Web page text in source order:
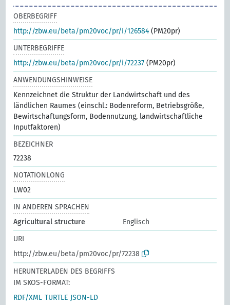
OBERBEGRIFF
http://zbw.eu/beta/pm20voc/pr/i/126584 (PM20pr)
UNTERBEGRIFFE
http://zbw.eu/beta/pm20voc/pr/i/72237 (PM20pr)
ANWENDUNGSHINWEISE
Kennzeichnet die Struktur der Landwirtschaft und des
ländlichen Raumes (einschl.: Bodenreform, Betriebsgröße,
Bewirtschaftungsform, Bodennutzung, landwirtschaftliche
Inputfaktoren)
BEZEICHNER
72238
NOTATIONLONG
LW02
IN ANDEREN SPRACHEN
Agricultural structure
Englisch
URI
http://zbw.eu/beta/pm20voc/pr/72238
HERUNTERLADEN DES BEGRIFFS
IM SKOS-FORMAT:
RDF/XML TURTLE JSON-LD